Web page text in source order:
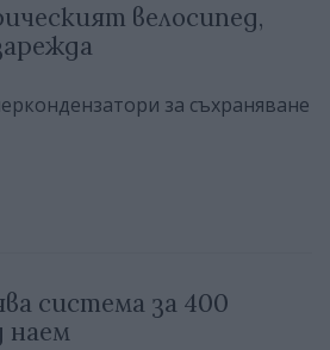
велосипед,
за съхраняване
система за 400
наем